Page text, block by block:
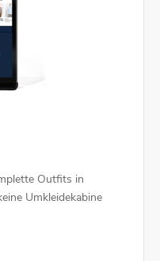
Outfits in
Umkleidekabine